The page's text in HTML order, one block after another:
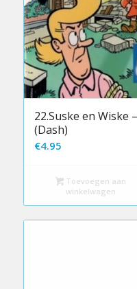
22.Suske en
(Dash)
€4.95
Toevoegen aan
winkelwagen